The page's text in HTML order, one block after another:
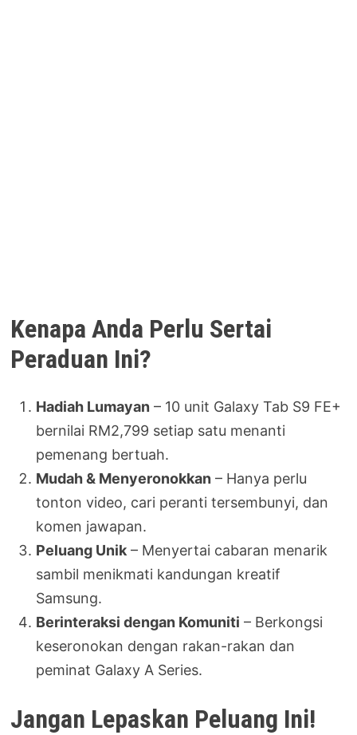
Kenapa Anda Perlu Sertai
Peraduan Ini?
Hadiah Lumayan – 10 unit Galaxy Tab S9 FE+
bernilai RM2,799 setiap satu menanti
pemenang bertuah.
Mudah & Menyeronokkan – Hanya perlu
tonton video, cari peranti tersembunyi, dan
komen jawapan.
Peluang Unik – Menyertai cabaran menarik
sambil menikmati kandungan kreatif
Samsung.
Berinteraksi dengan Komuniti – Berkongsi
keseronokan dengan rakan-rakan dan
peminat Galaxy A Series.
Jangan Lepaskan Peluang Ini!